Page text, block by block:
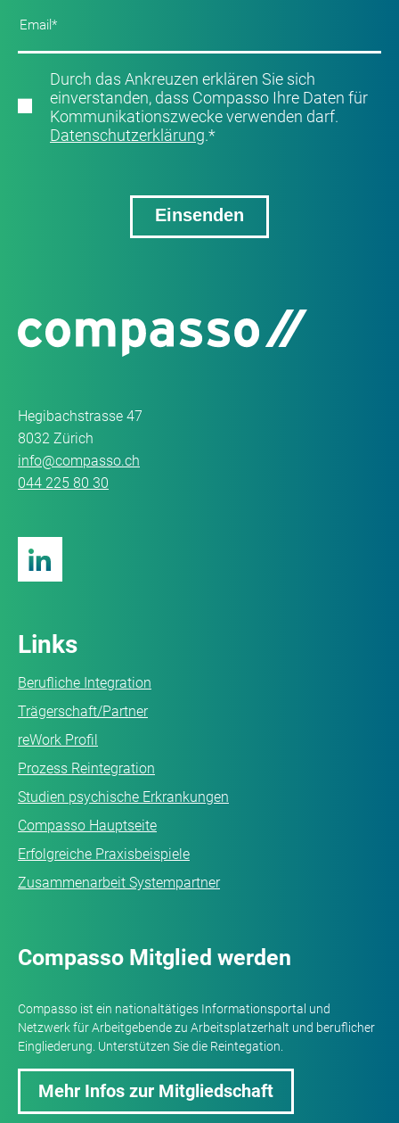
Durch das Ankreuzen erklären Sie sich
einverstanden, dass Compasso Ihre Daten für
Kommunikationszwecke verwenden darf.
Datenschutzerklärung.*
Hegibachstrasse 47
8032 Zürich
info@compasso.ch
044 225 80 30
Links
Berufliche Integration
Trägerschaft/Partner
reWork Profil
Prozess Reintegration
Studien psychische Erkrankungen
Compasso Hauptseite
Erfolgreiche Praxisbeispiele
Zusammenarbeit Systempartner
Compasso Mitglied werden
Compasso ist ein nationaltätiges Informationsportal und
Netzwerk für Arbeitgebende zu Arbeitsplatzerhalt und beruflicher
Eingliederung. Unterstützen Siedie Reintegation.
Mehr Infos zur Mitgliedschaft